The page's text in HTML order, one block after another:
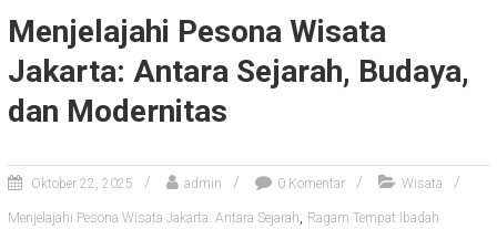
Menjelajahi Pesona Wisata
Jakarta: Antara Sejarah, Budaya,
dan Modernitas
Oktober 22, 2025 admin 0 Komentar Wisata
Menjelajahi Pesona Wisata Jakarta: Antara Sejarah, Ragam Tempat Ibadah